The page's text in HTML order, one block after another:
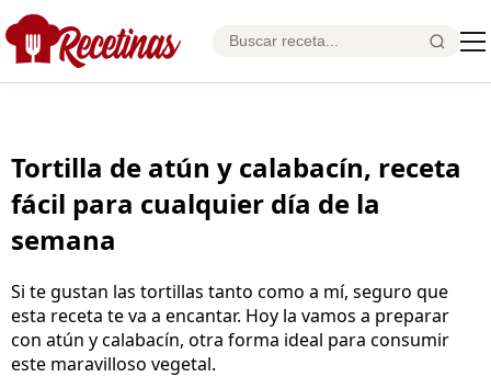
Tortilla de atún y calabacín, receta
fácil para cualquier día de la
semana
Si te gustan las tortillas tanto como a mí, seguro que
esta receta te va a encantar. Hoy la vamos a preparar
con atún y calabacín, otra forma ideal para consumir
este maravilloso vegetal.